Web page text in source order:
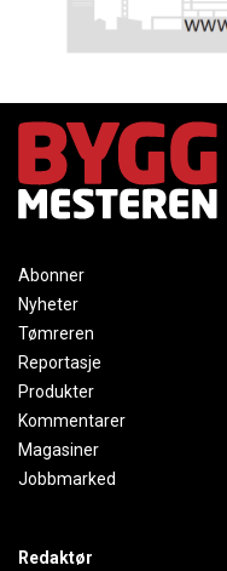
Abonner
Nyheter
Tømreren
Reportasje
Produkter
Kommentarer
Magasiner
Jobbmarked
Redaktør